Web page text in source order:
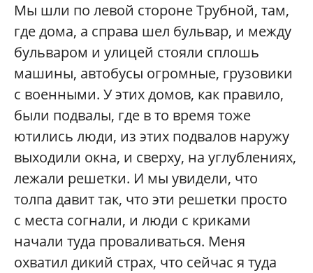
Мы шли по левой стороне Трубной, там,
где дома, а справа шел бульвар, и между
бульваром и улицей стояли сплошь
машины, автобусы огромные, грузовики
с военными. У этих домов, как правило,
были подвалы, где в то время тоже
ютились люди, из этих подвалов наружу
выходили окна, и сверху, на углублениях,
лежали решетки. И мы увидели, что
толпа давит так, что эти решетки просто
с места согнали, и люди с криками
начали туда проваливаться. Меня
охватил дикий страх, что сейчас я туда